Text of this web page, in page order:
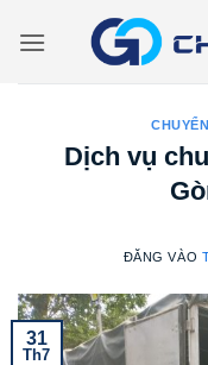
qua
Dịch vụ
ĐĂNG VÀO
31
Th7